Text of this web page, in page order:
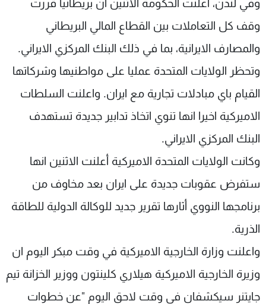
وفي لندن، اعلنت الحكومة الاثنين ان بريطانيا قررت
وقف كل التعاملات بين القطاع المالي البريطاني
والمصارف الايرانية، بما في ذلك البنك المركزي الايراني.
وتحظر الولايات المتحدة عمليا على مواطنيها وشركاتها
القيام باي مبادلات تجارية مع ايران. واعلنت السلطات
الاميركية اخيرا انها تنوي اتخاذ تدابير جديدة تستهدف
البنك المركزي الايراني.
وكانت الولايات المتحدة الاميركية أعلنت الاثنين انها
ستفرض عقوبات جديدة على ايران بعد مخاوف من
برنامجها النووي أثارها تقرير جديد للوكالة الدولية للطاقة
الذرية.
واعلنت وزارة الخارجية الاميركية في وقت مبكر اليوم ان
وزيرة الخارجية الاميركية هيلاري كلينتون ووزير الخزانة تيم
جايتنر سيكشفان في وقت لاحق اليوم "عن خطوات